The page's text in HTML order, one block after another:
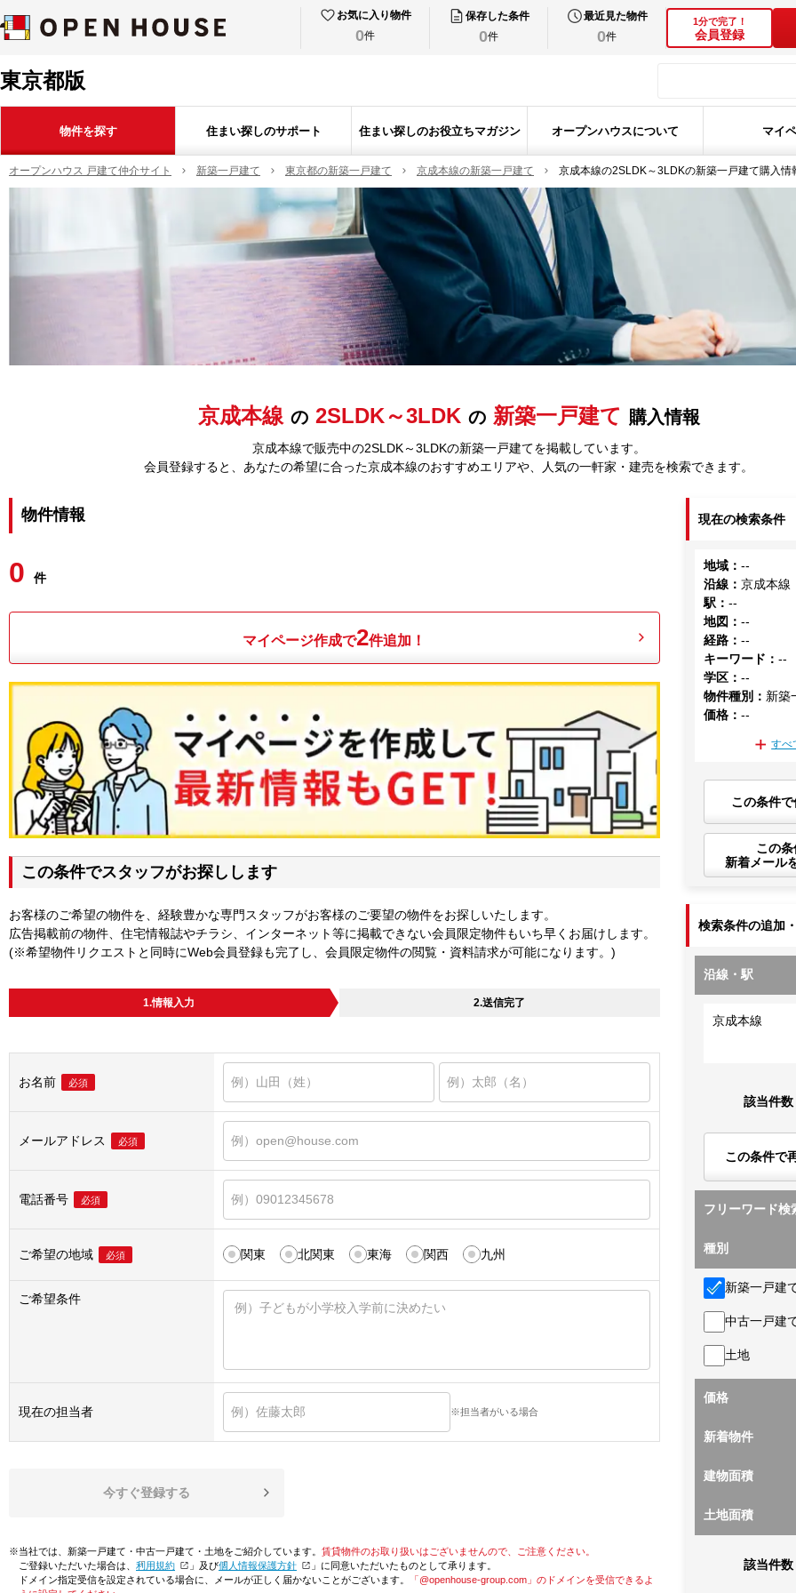
お気に入り物件
0件
保存した条件
0件
最近見た物件
0件
1分で完了！
会員登録
東京都版
物件を探す 住まい探しのサポート 住まい探しのお役立ちマガジン オープンハウスについて マイ
オープンハウス 戸建て仲介サイト 新築一戸建て 東京都の新築一戸建て 京成本線の新築一戸建て 京成本線の2SLDK～3LDKの新築一戸建て購入情
京成本線 の 2SLDK～3LDK の 新築一戸建て 購入情報
京成本線で販売中の2SLDK～3LDKの新築一戸建てを掲載しています。
会員登録すると、あなたの希望に合った京成本線のおすすめエリアや、人気の一軒家・建売を検索できます。
物件情報
0 件
マイページ作成で2件追加！
この条件でスタッフがお探しします
お客様のご希望の物件を、経験豊かな専門スタッフがお客様のご要望の物件をお探しいたします。
広告掲載前の物件、住宅情報誌やチラシ、インターネット等に掲載できない会員限定物件もいち早くお届けします。
(※希望物件リクエストと同時にWeb会員登録も完了し、会員限定物件の閲覧・資料請求が可能になります。)
1.情報入力 2.送信完了
お名前 必須
メールアドレス 必須
電話番号 必須
ご希望の地域 必須 関東 北関東 東海 関西 九州
ご希望条件
現在の担当者 ※担当者がいる場合
今すぐ登録する
※当社では、新築一戸建て・中古一戸建て・土地をご紹介しています。 賃貸物件のお取り扱いはございませんので、ご注意ください。
ご登録いただいた場合は、「利用規約 」及び「個人情報保護方針
」に同意いただいたものとして承ります。
ドメイン指定受信を設定されている場合に、メールが正しく届かないことがございます。
「@openhouse-group.com」のドメインを受信できるよ
現在の検索条件
地域 ：--
沿線 ：京成本線
駅 ：--
地図 ：--
経路 ：--
キーワード ：--
学区 ：--
物件種別 ： 新築
価格 ：--
すべ
この条件
この
新着メール
検索条件の追加
沿線・駅
京成本線
該当件数
この条件で
フリーワード検
種別
新築一戸建
中古一戸建
土地
価格
新着物件
建物面積
土地面積
該当件数